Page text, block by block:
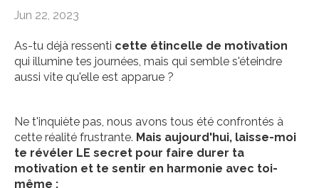
Jun 22, 2023
As-tu déjà ressenti cette étincelle de motivation
qui illumine tes journées, mais qui semble s'éteindre
aussi vite qu'elle est apparue ?
Ne t'inquiète pas, nous avons tous été confrontés à
cette réalité frustrante. Mais aujourd'hui, laisse-moi
te révéler LE secret pour faire durer ta
motivation et te sentir en harmonie avec toi-
même :